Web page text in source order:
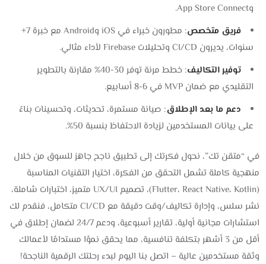
وApp Store Connect.
فريق متخصص
: مطورون خبراء في iOS وAndroid مع خبرة 7+
سنوات، يديرون CI/CD وتحليلات Firebase لأداء مثالي.
توفير التكاليف
: خطط مرنة توفر 30-40% مقارنة بالتطوير
التقليدي مع ضمان MVP في 6-8 أسابيع.
دعم ما بعد الإطلاق: صيانة مستمرة، تحديثات، وتحسينات بناءً
على بيانات المستخدمين لزيادة الاحتفاظ بنسبة 50%.
في “متقن تك”، نحول فكرتك إلى تطبيق ناجح جاهز للسوق من خلال
منهجية كاملة تشمل التحقق من الفكرة، اختيار التقنيات المناسبة
(Flutter، React Native، Kotlin)، تصميم UX/UI متميز، اختبارات شاملة،
نشر سلس، وإدارة تكاليف/وقت دقيقة مع CI/CD متكامل، فنقدم لك
استشارات مجانية أولية، تقارير أسبوعية، ودعم 24/7 لضمان إطلاق في
أقل من 3 أشهر بتكلفة تنافسية، مما يحقق نموًا مستدامًا لأعمالك
وثقة مستخدمين عالية – اتصل بنا اليوم لبدء رحلتك الرقمية الناجحة!